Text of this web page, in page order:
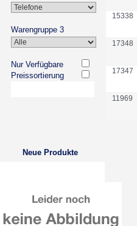
Warengruppe 3
Nur Verfügbare
Preissortierung
Neue Produkte
15338
17348
17347
11969